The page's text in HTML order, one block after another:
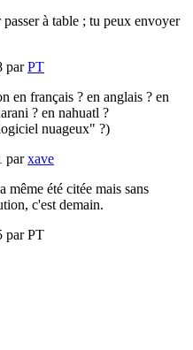
à table ; tu peux envoyer
parPT
en français ? en anglais ? en
? en nahuatl ?
nuageux" ?)
parxave
même été citée mais sans
c'est demain.
par PT